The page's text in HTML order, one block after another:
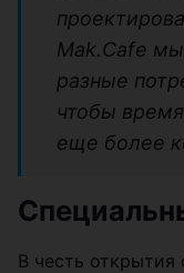
Mak.Cafe мы
разные
чтобы
еще более
В честь открытия